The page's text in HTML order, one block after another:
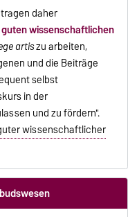
daher
wissenschaftlichen
artiszu arbeiten,
und die Beiträge
selbst
in der
und zu fördern".
wissenschaftlicher